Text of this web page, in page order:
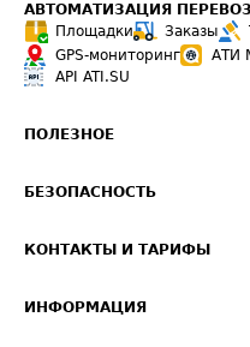
АВТОМАТИЗАЦИЯ
Площадки
Заказы
GPS-мониторинг
АТИ
API ATI.SU
ПОЛЕЗНОЕ
Звезды ATI.SU на вашем сайте
Средние ставки
БЕЗОПАСНОСТЬ
Светофор+
КОНТАКТЫ И ТАРИФЫ
ИНФОРМАЦИЯ